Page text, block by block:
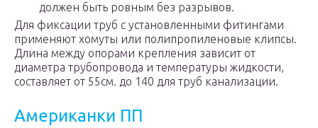
должен быть ровным без разрывов.
Для фиксации труб с установленными фитингами
применяют хомуты или полипропиленовые клипсы.
Длина между опорами крепления зависит от
диаметра трубопровода и температуры жидкости,
составляет от 55см. до 140 для труб канализации.
Американки ПП